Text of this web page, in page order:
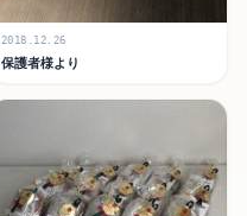
2018.12.26
保護者様より